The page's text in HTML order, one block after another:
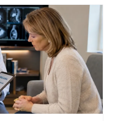
w krwi, które mogą
W Warszawie, dzięki
coraz częściej stosuje się
identyfikują mutacje
co pozwala na bardziej
leczenia. Kluczowe jest
choroby zwiększa szanse na
komfort życia pacjentów.